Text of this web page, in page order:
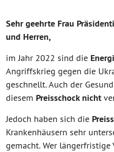
Sehr geehrte Frau
und Herren,
im Jahr 2022 sind die
Angriffskrieg gegen die
geschnellt. Auch der
diesem Preisschock nicht
Jedoch haben sich die
Krankenhäusern sehr
gemacht. Wer längerfristige